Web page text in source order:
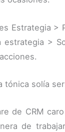
Estrategia >
estrategia >
tónica solía
de CRM
de